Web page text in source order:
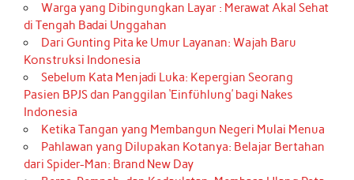
Warga yang Dibingungkan Layar : Merawat Akal Sehat
di Tengah Badai Unggahan
Dari Gunting Pita ke Umur Layanan: Wajah Baru
Konstruksi Indonesia
Sebelum Kata Menjadi Luka: Kepergian Seorang
Pasien BPJS dan Panggilan ‘Einfühlung’ bagi Nakes
Indonesia
Ketika Tangan yang Membangun Negeri Mulai Menua
Pahlawan yang Dilupakan Kotanya: Belajar Bertahan
dari Spider-Man: Brand New Day